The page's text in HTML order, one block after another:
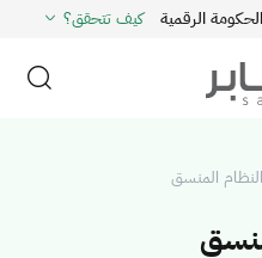
الرقمية كيف تتحقق؟
المنسق